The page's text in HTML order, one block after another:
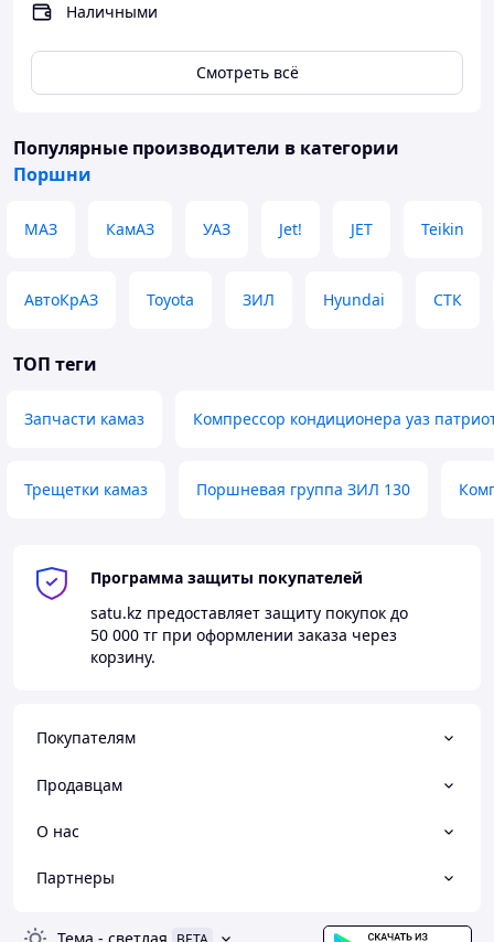
Наличными
Смотреть всё
Популярные производители в категории
Поршни
МАЗ КамАЗ УАЗ Jet! JET Teikin
АвтоКрАЗ Toyota ЗИЛ Hyundai СТК
ТОП теги
Запчасти камаз Компрессор кондиционера уаз
Трещетки камаз Поршневая группа ЗИЛ 130
Программа защиты покупателей
satu.kz предоставляет защиту покупок до
50 000 тг при оформлении заказа через
корзину.
Покупателям
Продавцам
О нас
Партнеры